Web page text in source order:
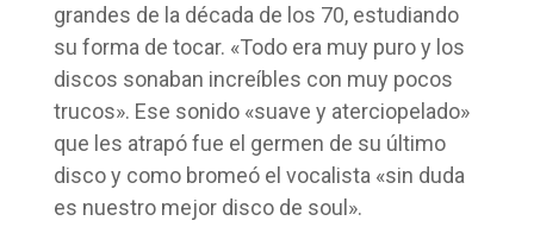
grandes de la década de los 70, estudiando
su forma de tocar. «Todo era muy puro y los
discos sonaban increíbles con muy pocos
trucos». Ese sonido «suave y aterciopelado»
que les atrapó fue el germen de su último
disco y como bromeó el vocalista «sin duda
es nuestro mejor disco de soul».